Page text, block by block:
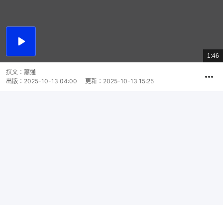
播
總
共
1:46
撰文： 蕭通
出版： 2025-10-13 04:00 更新： 2025-10-13 15:25